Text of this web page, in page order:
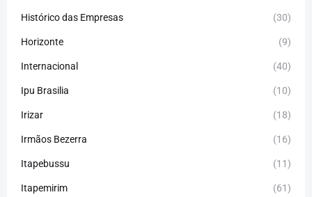
Histórico das Empresas (30)
Horizonte (9)
Internacional (40)
Ipu Brasilia (10)
Irizar (18)
Irmãos Bezerra (16)
Itapebussu (11)
Itapemirim (61)